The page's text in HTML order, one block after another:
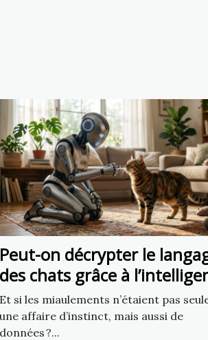
Peut-on décrypter le
des chats grâce à
artificielle ?
Et si les miaulements n’étaient pas
une affaire d’instinct, mais aussi de
données ?...